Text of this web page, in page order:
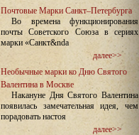
Почтовые Марки Санкт–Петербурга
Во времена функционирования
почты Советского Союза в сериях
марки «Санкт&nda
далее>>
Необычные марки ко Дню Святого
Валентина в Москве
Накануне Дня Святого Валентина
появилась замечательная идея, чем
порадовать настоя
далее>>